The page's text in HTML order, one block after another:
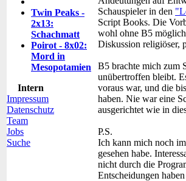
Twin Peaks -
2x13:
Schachmatt
Poirot - 8x02:
Mord in
Mesopotamien
Intern
Impressum
Datenschutz
Team
Jobs
Suche
Schauspieler in den
Script Books. Die
wohl ohne B5
Diskussion religiöser,
B5 brachte mich zum
unübertroffen bleibt.
voraus war, und die
haben. Nie war eine
ausgerichtet wie in
P.S.
Ich kann mich noch
gesehen habe.
nicht durch die
Entscheidungen